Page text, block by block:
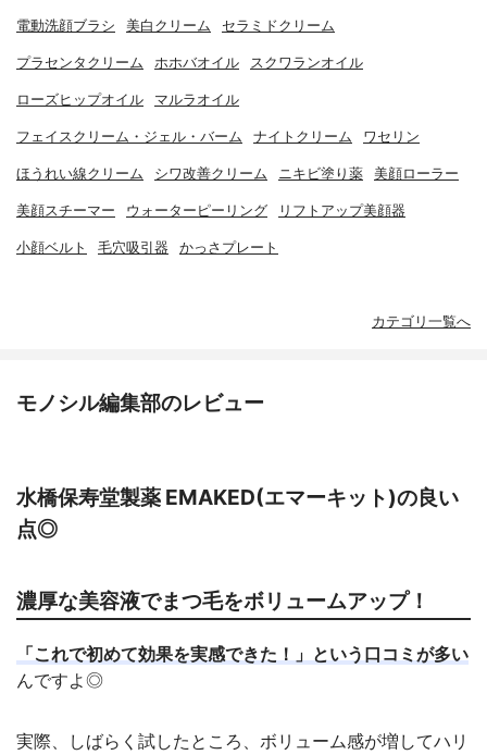
電動洗顔ブラシ 美白クリーム セラミドクリーム
プラセンタクリーム ホホバオイル スクワランオイル
ローズヒップオイル マルラオイル
フェイスクリーム・ジェル・バーム ナイトクリーム ワセリン
ほうれい線クリーム シワ改善クリーム ニキビ塗り薬 美顔ローラー
美顔スチーマー ウォーターピーリング リフトアップ美顔器
小顔ベルト 毛穴吸引器 かっさプレート
カテゴリ一覧へ
モノシル編集部のレビュー
水橋保寿堂製薬 EMAKED(エマーキット)の良い
点◎
濃厚な美容液でまつ毛をボリュームアップ！
「これで初めて効果を実感できた！」という口コミが多い
んですよ◎
実際、しばらく試したところ、ボリューム感が増してハリ